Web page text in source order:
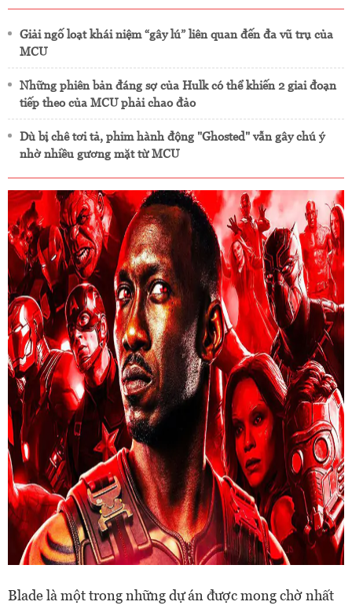
Giải ngố loạt khái niệm “gây lú” liên quan đến đa vũ trụ của
MCU
Những phiên bản đáng sợ của Hulk có thể khiến 2 giai đoạn
tiếp theo của MCU phải chao đảo
Dù bị chê tơi tả, phim hành động "Ghosted" vẫn gây chú ý
nhờ nhiều gương mặt từ MCU
Blade là một trong những dự án được mong chờ nhất